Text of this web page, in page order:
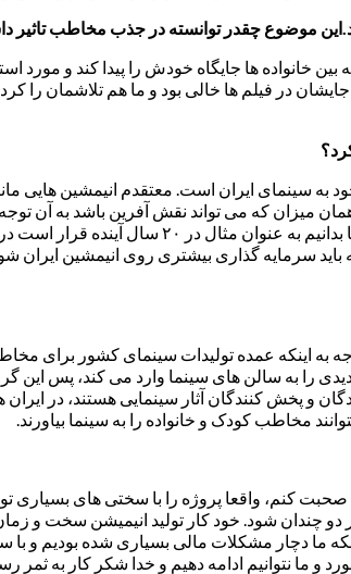
موضوع چقدر توانسته در جذب مخاطب تاثیر
بین خانواده ها جایگاه خودش را پیدا کند و
در فیلم ها خالی بود و ما هم تلاشمان را
به سینمای ایران است. معتقدم انیمشین
همان میزان که می تواند نقش آفرین باشد به آن
مشخص وجود داشته باشد، باید یک برنامه
سرمایه گذاری بیشتری روی انیمشین ایران
به اینکه عمده تولیدات سینمای کشور
را به سالن های سینما وارد می کند، پس این
و پخش کنندگان آثار سینمایی هستند، در
مخاطب کودک و خانواده را به سینما بیاورند.
صحبت کنم، واقعا پروژه را با سختی های بسیاری
چندان شود. خود کار تولید انیمیشن سخت و
دچار مشکلات مالی بسیاری شده بودیم و با
نتوانیم ادامه دهیم و خدا شکر کار به ثمر